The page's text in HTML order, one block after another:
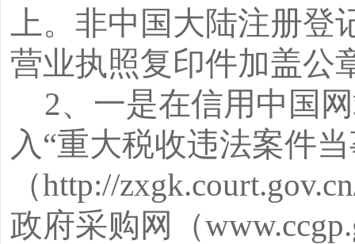
上。非中国大陆注册
营业执照复印件加盖公
2、一是在信用中国
入“重大税收违法案件
（http://
政府采购网（